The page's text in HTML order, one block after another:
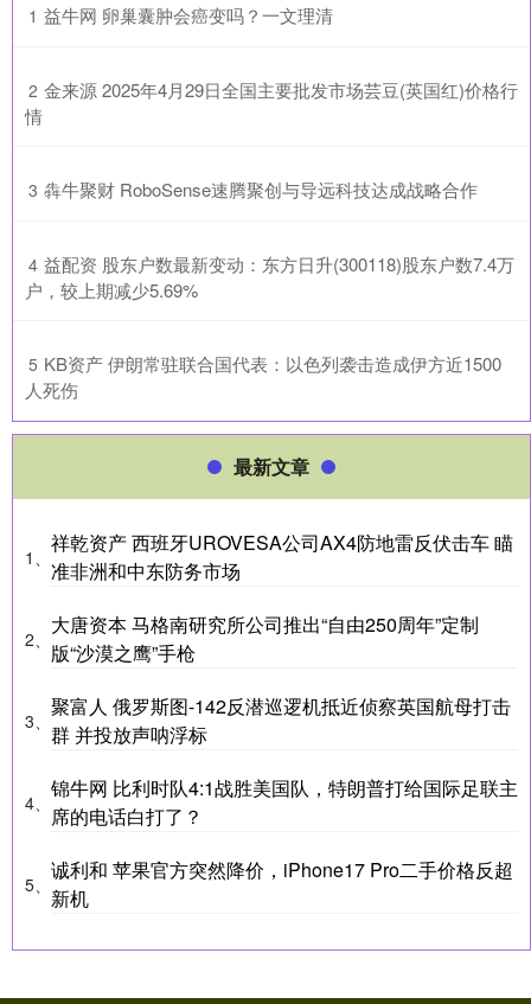
1 ​益牛网 卵巢囊肿会癌变吗？一文理清
2 ​金来源 2025年4月29日全国主要批发市场芸豆(英国红)价格行
情
3 ​犇牛聚财 RoboSense速腾聚创与导远科技达成战略合作
4 ​益配资 股东户数最新变动：东方日升(300118)股东户数7.4万
户，较上期减少5.69%
5 ​KB资产 伊朗常驻联合国代表：以色列袭击造成伊方近1500
人死伤
最新文章
1、
祥乾资产 西班牙UROVESA公司AX4防地雷反伏击车 瞄
准非洲和中东防务市场
2、
大唐资本 马格南研究所公司推出“自由250周年”定制
版“沙漠之鹰”手枪
3、
聚富人 俄罗斯图-142反潜巡逻机抵近侦察英国航母打击
群 并投放声呐浮标
4、
锦牛网 比利时队4:1战胜美国队，特朗普打给国际足联主
席的电话白打了？
5、
诚利和 苹果官方突然降价，iPhone17 Pro二手价格反超
新机